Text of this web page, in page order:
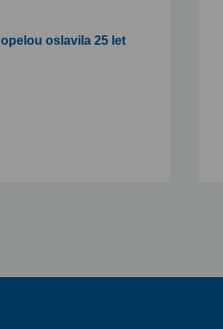
oslavila 25 let